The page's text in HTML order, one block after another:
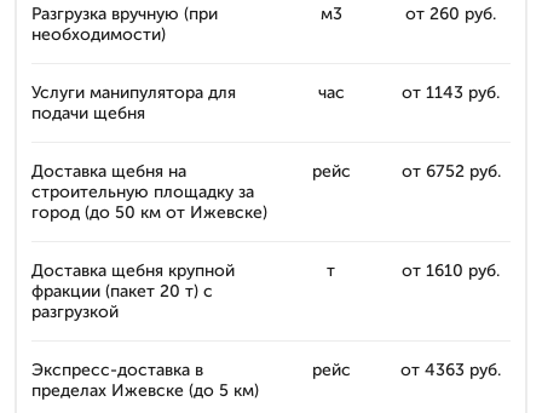
Разгрузка вручную (при
необходимости)
м3 от 260 руб.
Услуги манипулятора для
подачи щебня
час от 1143 руб.
Доставка щебня на
строительную площадку за
город (до 50 км от Ижевске)
рейс от 6752 руб.
Доставка щебня крупной
фракции (пакет 20 т) с
разгрузкой
т от 1610 руб.
Экспресс-доставка в
пределах Ижевске (до 5 км)
рейс от 4363 руб.